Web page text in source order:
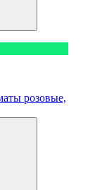
розовые,